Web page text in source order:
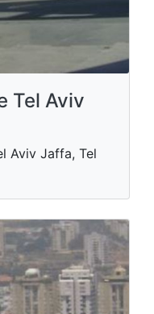
Tel Aviv
Aviv Jaffa, Tel